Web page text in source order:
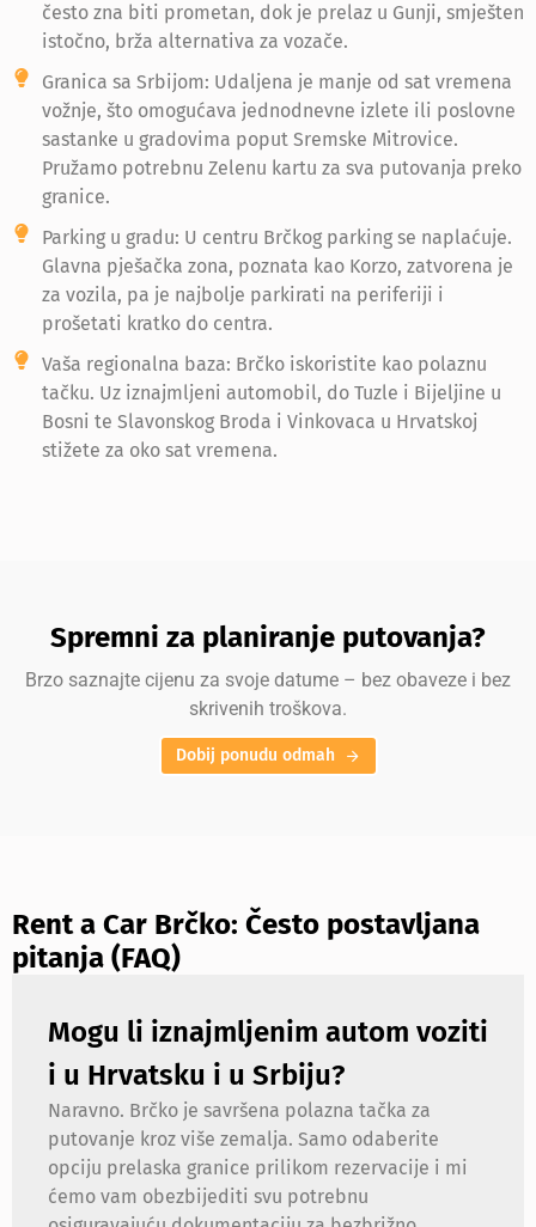
često zna biti prometan, dok je prelaz u Gunji, smješten
istočno, brža alternativa za vozače.
Granica sa Srbijom: Udaljena je manje od sat vremena
vožnje, što omogućava jednodnevne izlete ili poslovne
sastanke u gradovima poput Sremske Mitrovice.
Pružamo potrebnu Zelenu kartu za sva putovanja preko
granice.
Parking u gradu: U centru Brčkog parking se naplaćuje.
Glavna pješačka zona, poznata kao Korzo, zatvorena je
za vozila, pa je najbolje parkirati na periferiji i
prošetati kratko do centra.
Vaša regionalna baza: Brčko iskoristite kao polaznu
tačku. Uz iznajmljeni automobil, do Tuzle i Bijeljine u
Bosni te Slavonskog Broda i Vinkovaca u Hrvatskoj
stižete za oko sat vremena.
Spremni za planiranje putovanja?
Brzo saznajte cijenu za svoje datume – bez obaveze i bez
skrivenih troškova.
Dobij ponudu odmah
Rent a Car Brčko: Često postavljana
pitanja (FAQ)
Mogu li iznajmljenim autom voziti
i u Hrvatsku i u Srbiju?
Naravno. Brčko je savršena polazna tačka za
putovanje kroz više zemalja. Samo odaberite
opciju prelaska granice prilikom rezervacije i mi
ćemo vam obezbijediti svu potrebnu